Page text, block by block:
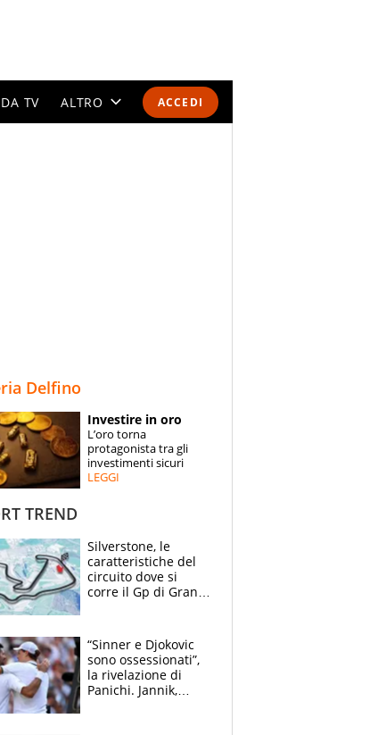
ACCEDI
TV ALTRO
SPECIALI
ESPERTI
Delfino
Investire in oro
L’oro torna
protagonista tra gli
investimenti sicuri
LEGGI
TREND
Silverstone, le
caratteristiche del
circuito dove si
corre il Gp di Gran
“Sinner e Djokovic
sono ossessionati”,
la rivelazione di
Panichi. Jannik,